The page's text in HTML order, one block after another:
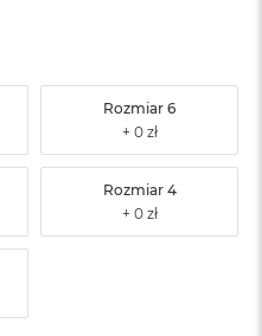
Rozmiar 6
Rozmiar 4